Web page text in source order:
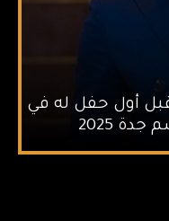
أول حفل له في
2025